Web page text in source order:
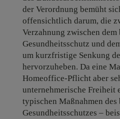
der Verordnung bemüht
offensichtlich darum, die
Verzahnung zwischen
Gesundheitsschutz und
um kurzfristige Senkung
hervorzuheben. Da eine
Homeoffice-Pflicht aber
unternehmerische Freiheit
typischen Maßnahmen
Gesundheitsschutzes –